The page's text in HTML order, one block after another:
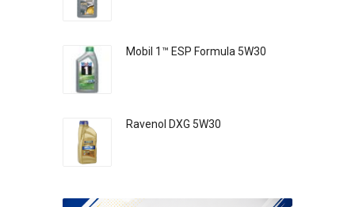
Mobil 1™ ESP Formula 5W30
Ravenol DXG 5W30